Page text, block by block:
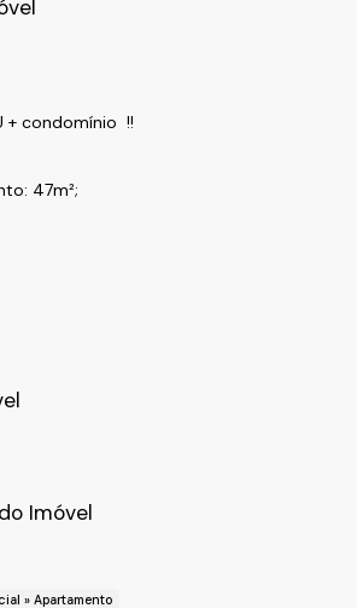
+ condomínio !!
47m²;
próximo a Rodovia Anhanguera,
Imóvel
» Apartamento